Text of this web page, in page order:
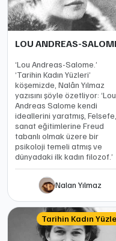
LOU ANDREAS-
‘Lou Andreas-Salome.’
‘Tarihin Kadın Yüzleri’
köşemizde, Nalân Yılmaz
yazısını şöyle özetliyor: ‘Lou
Andreas Salome kendi
ideallerini yaratmış, Felsefe,
sanat eğitimlerine Freud
tabanlı olmak üzere bir
psikoloji temeli atmış ve
dünyadaki ilk kadın filozof.’
Nalan Yılmaz
Tarihin Kadın